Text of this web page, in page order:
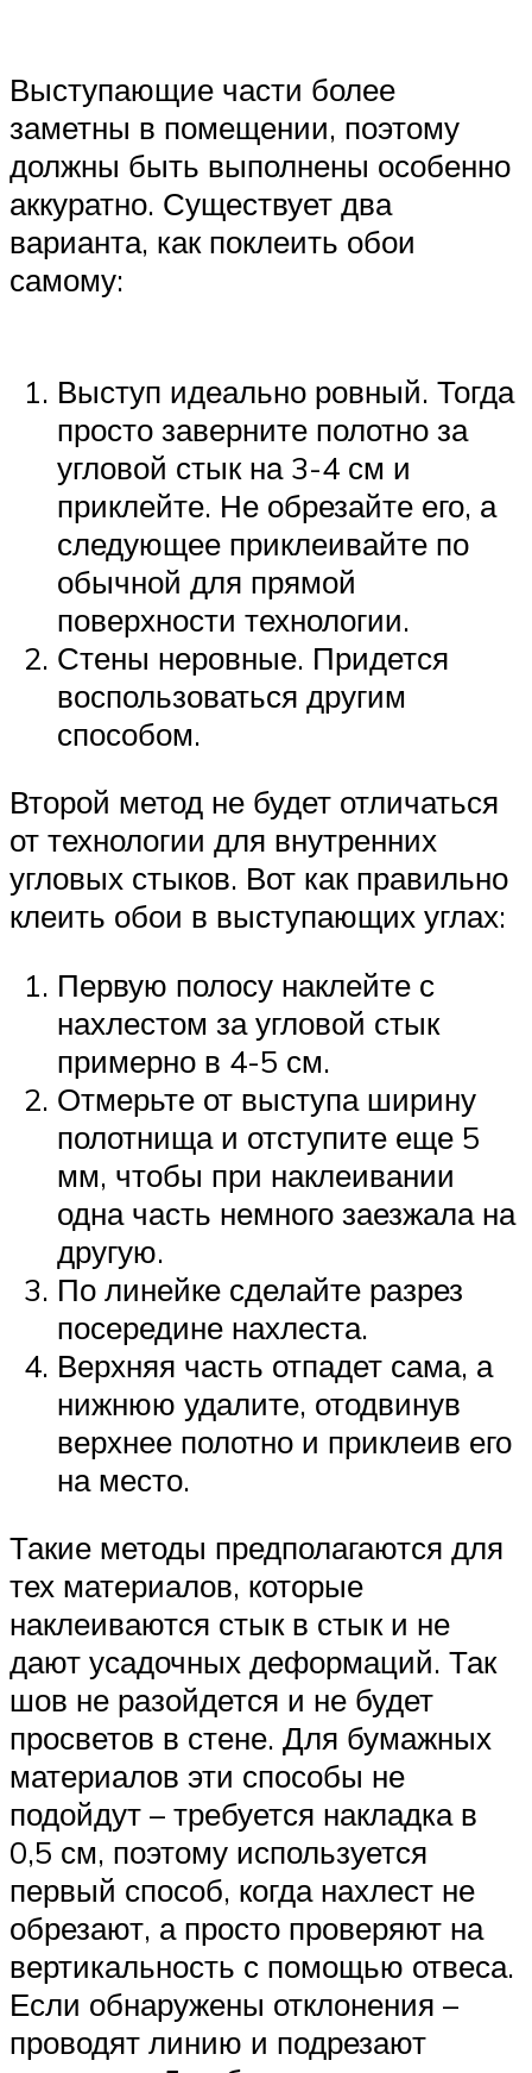
Выступающие части более
заметны в помещении, поэтому
должны быть выполнены особенно
аккуратно. Существует два
варианта, как поклеить обои
самому:
Выступ идеально ровный. Тогда
просто заверните полотно за
угловой стык на 3-4 см и
приклейте. Не обрезайте его, а
следующее приклеивайте по
обычной для прямой
поверхности технологии.
Стены неровные. Придется
воспользоваться другим
способом.
Второй метод не будет отличаться
от технологии для внутренних
угловых стыков. Вот как правильно
клеить обои в выступающих углах:
Первую полосу наклейте с
нахлестом за угловой стык
примерно в 4-5 см.
Отмерьте от выступа ширину
полотнища и отступите еще 5
мм, чтобы при наклеивании
одна часть немного заезжала на
другую.
По линейке сделайте разрез
посередине нахлеста.
Верхняя часть отпадет сама, а
нижнюю удалите, отодвинув
верхнее полотно и приклеив его
на место.
Такие методы предполагаются для
тех материалов, которые
наклеиваются стык в стык и не
дают усадочных деформаций. Так
шов не разойдется и не будет
просветов в стене. Для бумажных
материалов эти способы не
подойдут – требуется накладка в
0,5 см, поэтому используется
первый способ, когда нахлест не
обрезают, а просто проверяют на
вертикальность с помощью отвеса.
Если обнаружены отклонения –
проводят линию и подрезают